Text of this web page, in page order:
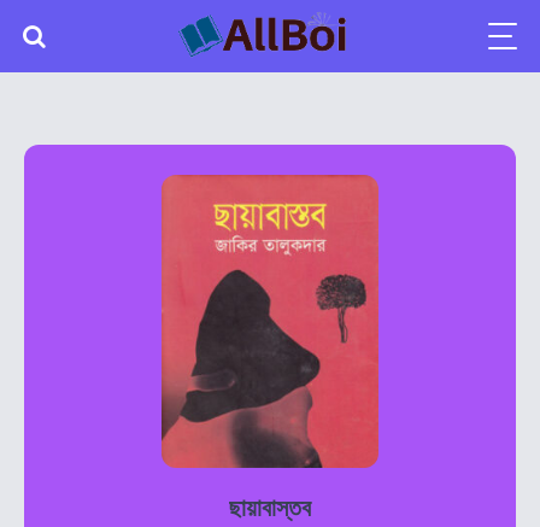
ছায়াবাস্তব